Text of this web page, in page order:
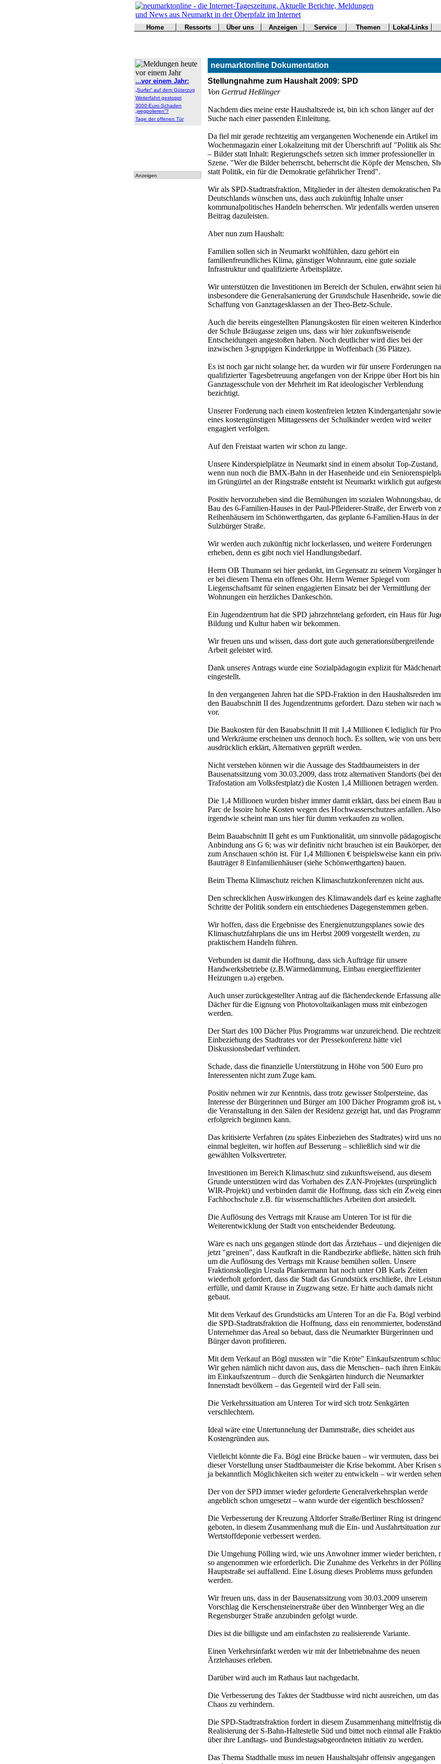
neumarktonline Dokumentation
Stellungnahme zum Haushalt 2009: SPD
Von Gertrud Heßlinger
Nachdem dies meine erste Haushaltsrede ist, bin ich schon länger auf der
Suche nach einer passenden Einleitung.
Da fiel mir gerade rechtzeitig am vergangenen Wochenende ein Artikel im
Wochenmagazin einer Lokalzeitung mit der Überschrift auf "Politik als
– Bilder statt Inhalt: Regierungschefs setzen sich immer professioneller in
Szene. "Wer die Bilder beherrscht, beherrscht die Köpfe der Menschen,
statt Politik, ein für die Demokratie gefährlicher Trend".
Wir als SPD-Stadtratsfraktion, Mitglieder in der ältesten demokratischen
Deutschlands wünschen uns, dass auch zukünftig Inhalte unser
kommunalpolitisches Handeln beherrschen. Wir jedenfalls werden unseren
Beitrag dazuleisten.
Aber nun zum Haushalt:
Familien sollen sich in Neumarkt wohlfühlen, dazu gehört ein
familienfreundliches Klima, günstiger Wohnraum, eine gute soziale
Infrastruktur und qualifizierte Arbeitsplätze.
Wir unterstützen die Investitionen im Bereich der Schulen, erwähnt seien
insbesondere die Generalsanierung der Grundschule Hasenheide, sowie die
Schaffung von Ganztagesklassen an der Theo-Betz-Schule.
Auch die bereits eingestellten Planungskosten für einen weiteren
der Schule Bräugasse zeigen uns, dass wir hier zukunftsweisende
Entscheidungen angestoßen haben. Noch deutlicher wird dies bei der
inzwischen 3-gruppigen Kinderkrippe in Woffenbach (36 Plätze).
Es ist noch gar nicht solange her, da wurden wir für unsere Forderungen
qualifizierter Tagesbetreuung angefangen von der Krippe über Hort bis
Ganztagesschule von der Mehrheit im Rat ideologischer Verblendung
bezichtigt.
Unserer Forderung nach einem kostenfreien letzten Kindergartenjahr
eines kostengünstigen Mittagessens der Schulkinder werden wird weiter
engagiert verfolgen.
Auf den Freistaat warten wir schon zu lange.
Unsere Kinderspielplätze in Neumarkt sind in einem absolut Top-Zustand,
wenn nun noch die BMX-Bahn in der Hasenheide und ein
im Grüngürtel an der Ringstraße entsteht ist Neumarkt wirklich gut
Positiv hervorzuheben sind die Bemühungen im sozialen Wohnungsbau,
Bau des 6-Familien-Hauses in der Paul-Pfleiderer-Straße, der Erwerb von
Reihenhäusern im Schönwerthgarten, das geplante 6-Familien-Haus in der
Sulzbürger Straße.
Wir werden auch zukünftig nicht lockerlassen, und weitere Forderungen
erheben, denn es gibt noch viel Handlungsbedarf.
Herrn OB Thumann sei hier gedankt, im Gegensatz zu seinem Vorgänger
er bei diesem Thema ein offenes Ohr. Herrn Werner Spiegel vom
Liegenschaftsamt für seinen engagierten Einsatz bei der Vermittlung der
Wohnungen ein herzliches Dankeschön.
Ein Jugendzentrum hat die SPD jahrzehntelang gefordert, ein Haus für
Bildung und Kultur haben wir bekommen.
Wir freuen uns und wissen, dass dort gute auch generationsübergreifende
Arbeit geleistet wird.
Dank unseres Antrags wurde eine Sozialpädagogin explizit für
eingestellt.
In den vergangenen Jahren hat die SPD-Fraktion in den Haushaltsreden
den Bauabschnitt II des Jugendzentrums gefordert. Dazu stehen wir nach
vor.
Die Baukosten für den Bauabschnitt II mit 1,4 Millionen € lediglich für
und Werkräume erscheinen uns dennoch hoch. Es sollten, wie von uns
ausdrücklich erklärt, Alternativen geprüft werden.
Nicht verstehen können wir die Aussage des Stadtbaumeisters in der
Bausenatssitzung vom 30.03.2009, dass trotz alternativen Standorts (bei
Trafostation am Volksfestplatz) die Kosten 1,4 Millionen betragen werden.
Die 1,4 Millionen wurden bisher immer damit erklärt, dass bei einem Bau
Parc de Issoire hohe Kosten wegen des Hochwasserschutzes anfallen. Also
irgendwie scheint man uns hier für dumm verkaufen zu wollen.
Beim Bauabschnitt II geht es um Funktionalität, um sinnvolle
Anbindung ans G 6; was wir definitiv nicht brauchen ist ein Baukörper,
zum Anschauen schön ist. Für 1,4 Millionen € beispielsweise kann ein
Bauträger 8 Einfamilienhäuser (siehe Schönwerthgarten) bauen.
Beim Thema Klimaschutz reichen Klimaschutzkonferenzen nicht aus.
Den schrecklichen Auswirkungen des Klimawandels darf es keine
Schritte der Politik sondern ein entschiedenes Dagegenstemmen geben.
Wir hoffen, dass die Ergebnisse des Energienutzungsplanes sowie des
Klimaschutzfahrplans die uns im Herbst 2009 vorgestellt werden, zu
praktischem Handeln führen.
Verbunden ist damit die Hoffnung, dass sich Aufträge für unsere
Handwerksbetriebe (z.B.Wärmedämmung, Einbau energieeffizienter
Heizungen u.a) ergeben.
Auch unser zurückgestellter Antrag auf die flächendeckende Erfassung
Dächer für die Eignung von Photovoltaikanlagen muss mit einbezogen
werden.
Der Start des 100 Dächer Plus Programms war unzureichend. Die
Einbeziehung des Stadtrates vor der Pressekonferenz hätte viel
Diskussionsbedarf verhindert.
Schade, dass die finanzielle Unterstützung in Höhe von 500 Euro pro
Interessenten nicht zum Zuge kam.
Positiv nehmen wir zur Kenntnis, dass trotz gewisser Stolpersteine, das
Interesse der Bürgerinnen und Bürger am 100 Dächer Programm groß ist,
die Veranstaltung in den Sälen der Residenz gezeigt hat, und das
erfolgreich beginnen kann.
Das kritisierte Verfahren (zu spätes Einbeziehen des Stadtrates) wird uns
einmal begleiten, wir hoffen auf Besserung – schließlich sind wir die
gewählten Volksvertreter.
Investitionen im Bereich Klimaschutz sind zukunftsweisend, aus diesem
Grunde unterstützen wird das Vorhaben des ZAN-Projektes (ursprünglich
WIR-Projekt) und verbinden damit die Hoffnung, dass sich ein Zweig
Fachhochschule z.B. für wissenschaftliches Arbeiten dort ansiedelt.
Die Auflösung des Vertrags mit Krause am Unteren Tor ist für die
Weiterentwicklung der Stadt von entscheidender Bedeutung.
Wäre es nach uns gegangen stünde dort das Ärztehaus – und diejenigen die
jetzt "greinen", dass Kaufkraft in die Randbezirke abfließe, hätten sich
um die Auflösung des Vertrags mit Krause bemühen sollen. Unsere
Fraktionskollegin Ursula Plankermann hat noch unter OB Karls Zeiten
wiederholt gefordert, dass die Stadt das Grundstück erschließe, ihre
erfülle, und damit Krause in Zugzwang setze. Er hätte auch damals nicht
gebaut.
Mit dem Verkauf des Grundstücks am Unteren Tor an die Fa. Bögl
die SPD-Stadtratsfraktion die Hoffnung, dass ein renommierter,
Unternehmer das Areal so bebaut, dass die Neumarkter Bürgerinnen und
Bürger davon profitieren.
Mit dem Verkauf an Bögl mussten wir "die Kröte" Einkaufszentrum
Wir gehen nämlich nicht davon aus, dass die Menschen– nach ihren
im Einkaufszentrum – durch die Senkgärten hindurch die Neumarkter
Innenstadt bevölkern – das Gegenteil wird der Fall sein.
Die Verkehrssituation am Unteren Tor wird sich trotz Senkgärten
verschlechtern.
Ideal wäre eine Untertunnelung der Dammstraße, dies scheidet aus
Kostengründen aus.
Vielleicht könnte die Fa. Bögl eine Brücke bauen – wir vermuten, dass bei
dieser Vorstellung unser Stadtbaumeister die Krise bekommt. Aber Krisen
ja bekanntlich Möglichkeiten sich weiter zu entwickeln – wir werden
Der von der SPD immer wieder geforderte Generalverkehrsplan werde
angeblich schon umgesetzt – wann wurde der eigentlich beschlossen?
Die Verbesserung der Kreuzung Altdorfer Straße/Berliner Ring ist dringend
geboten, in diesem Zusammenhang muß die Ein- und Ausfahrtsituation zur
Wertstoffdeponie verbessert werden.
Die Umgehung Pölling wird, wie uns Anwohner immer wieder berichten,
so angenommen wie erforderlich. Die Zunahme des Verkehrs in der
Hauptstraße sei auffallend. Eine Lösung dieses Problems muss gefunden
werden.
Wir freuen uns, dass in der Bausenatssitzung vom 30.03.2009 unserem
Vorschlag die Kerschensteinerstraße über den Winnberger Weg an die
Regensburger Straße anzubinden gefolgt wurde.
Dies ist die billigste und am einfachsten zu realisierende Variante.
Einen Verkehrsinfarkt werden wir mit der Inbetriebnahme des neuen
Ärztehauses erleben.
Darüber wird auch im Rathaus laut nachgedacht.
Die Verbesserung des Taktes der Stadtbusse wird nicht ausreichen, um das
Chaos zu verhindern.
Die SPD-Stadtratsfraktion fordert in diesem Zusammenhang mittelfristig
Realisierung der S-Bahn-Haltestelle Süd und bittet noch einmal alle
über ihre Landtags- und Bundestagsabgeordneten initiativ zu werden.
Das Thema Stadthalle muss im neuen Haushaltsjahr offensiv angegangen
...vor einem Jahr:
„Surfer“ auf dem Güterzug
Weiterfahrt gestoppt
3000-Euro-Schaden
„wegpolieren“?
Tage der offenen Tür
Anzeigen
Home
Ressorts
Wirtschaft
Sport
Online
Über uns
Kontakt
Anzeigen
Service
Verkehr
Bücher
Hallo
Themen
Gesundheit
SPD
Lokal-Links